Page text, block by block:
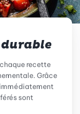
recette
Grâce
sont